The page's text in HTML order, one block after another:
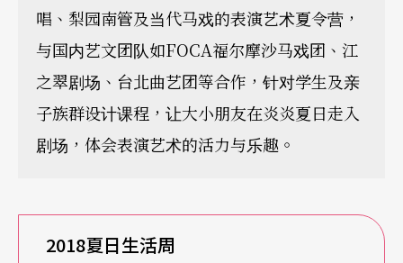
唱、梨园南管及当代马戏的表演艺术夏令营，
与国内艺文团队如FOCA福尔摩沙马戏团、江
之翠剧场、台北曲艺团等合作，针对学生及亲
子族群设计课程，让大小朋友在炎炎夏日走入
剧场，体会表演艺术的活力与乐趣。
2018夏日生活周